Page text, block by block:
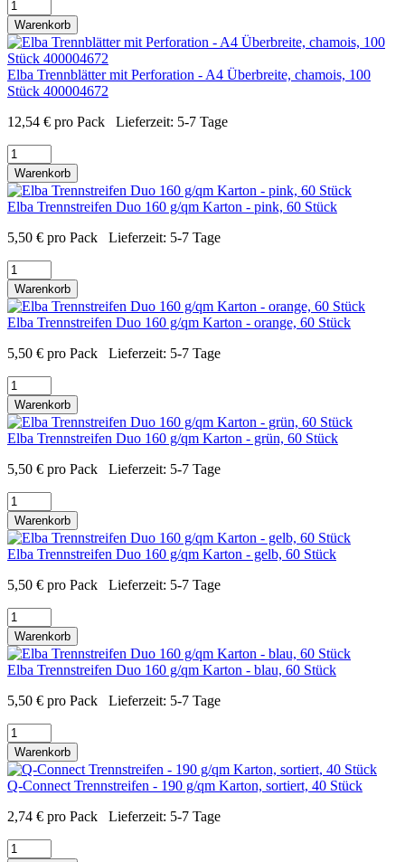
Warenkorb
Elba Trennblätter mit Perforation - A4 Überbreite, chamois, 100
Stück 400004672
12,54 € pro Pack Lieferzeit: 5-7 Tage
Warenkorb
Elba Trennstreifen Duo 160 g/qm Karton - pink, 60 Stück
5,50 € pro Pack Lieferzeit: 5-7 Tage
Warenkorb
Elba Trennstreifen Duo 160 g/qm Karton - orange, 60 Stück
5,50 € pro Pack Lieferzeit: 5-7 Tage
Warenkorb
Elba Trennstreifen Duo 160 g/qm Karton - grün, 60 Stück
5,50 € pro Pack Lieferzeit: 5-7 Tage
Warenkorb
Elba Trennstreifen Duo 160 g/qm Karton - gelb, 60 Stück
5,50 € pro Pack Lieferzeit: 5-7 Tage
Warenkorb
Elba Trennstreifen Duo 160 g/qm Karton - blau, 60 Stück
5,50 € pro Pack Lieferzeit: 5-7 Tage
Warenkorb
Q-Connect Trennstreifen - 190 g/qm Karton, sortiert, 40 Stück
2,74 € pro Pack Lieferzeit: 5-7 Tage